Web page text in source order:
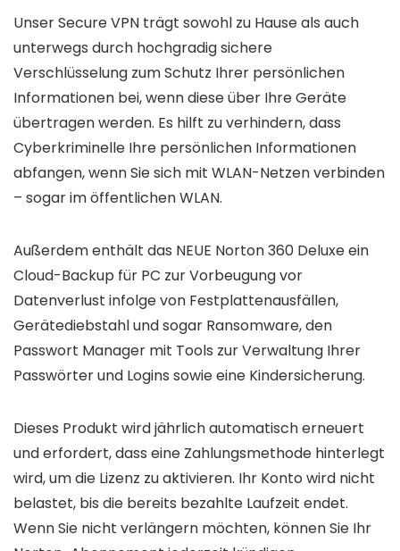
Unser Secure VPN trägt sowohl zu Hause als auch
unterwegs durch hochgradig sichere
Verschlüsselung zum Schutz Ihrer persönlichen
Informationen bei, wenn diese über Ihre Geräte
übertragen werden. Es hilft zu verhindern, dass
Cyberkriminelle Ihre persönlichen Informationen
abfangen, wenn Sie sich mit WLAN-Netzen verbinden
– sogar im öffentlichen WLAN.
Außerdem enthält das NEUE Norton 360 Deluxe ein
Cloud-Backup für PC zur Vorbeugung vor
Datenverlust infolge von Festplattenausfällen,
Gerätediebstahl und sogar Ransomware, den
Passwort Manager mit Tools zur Verwaltung Ihrer
Passwörter und Logins sowie eine Kindersicherung.
Dieses Produkt wird jährlich automatisch erneuert
und erfordert, dass eine Zahlungsmethode hinterlegt
wird, um die Lizenz zu aktivieren. Ihr Konto wird nicht
belastet, bis die bereits bezahlte Laufzeit endet.
Wenn Sie nicht verlängern möchten, können Sie Ihr